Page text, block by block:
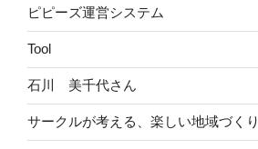
ピピーズ運営システム
Tool
石川 美千代さん
サークルが考える、楽しい地域づくり